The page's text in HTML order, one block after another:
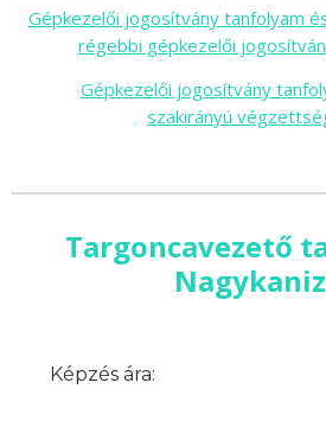
Gépkezelői jogosítvány tanfolyam
régebbi gépkezelői
Gépkezelői jogosítvány
szakirányú
Targoncavezető
Képzés ára: